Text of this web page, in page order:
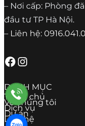
– Nơi cấp: Phòng
đầu tư TP Hà Nội.
– Liên hệ:
Facebook Instagram
DANH MỤC
Trang chủ
Về chúng tôi
Dịch vụ
Dự án
Liên hệ